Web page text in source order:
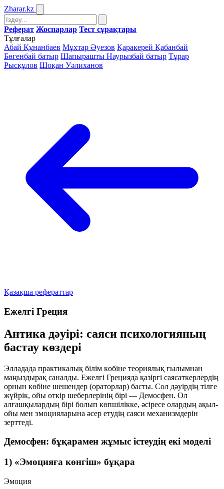
Zharar.kz
Реферат Жоспарлар Тест сұрақтары
Тұлғалар
Абай Құнанбаев Мұхтар Әуезов Қаракерей Қабанбай
Бөгенбай батыр Шапырашты Наурызбай батыр Тұрар
Рысқұлов Шоқан Уәлиханов
Қазақша рефераттар
Ежелгі Греция
Антика дәуірі: саяси психологияның
бастау көздері
Элладада практикалық білім көбіне теориялық ғылымнан
маңыздырақ саналды. Ежелгі Грецияда қазіргі саясаткерлердің
орнын көбіне шешендер (ораторлар) басты. Сол дәуірдің тілге
жүйрік, ойы өткір шеберлерінің бірі — Демосфен. Ол
алғашқылардың бірі болып көпшілікке, әсіресе олардың ақыл-
ойы мен эмоцияларына әсер етудің саяси механизмдерін
зерттеді.
Демосфен: бұқарамен жұмыс істеудің екі моделі
1) «Эмоцияға көнгіш» бұқара
Эмоция